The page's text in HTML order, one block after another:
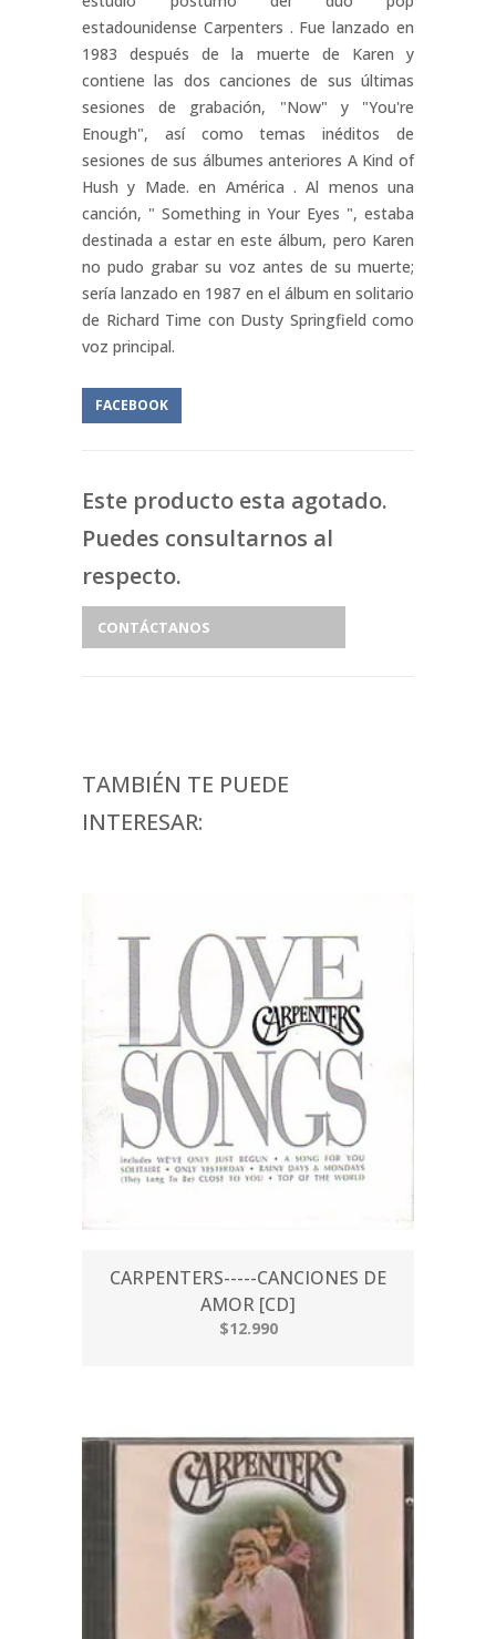
estadounidense Carpenters . Fue lanzado en
1983 después de la muerte de Karen y
contiene las dos canciones de sus últimas
sesiones de grabación, "Now" y "You're
Enough", así como temas inéditos de
sesiones de sus álbumes anteriores A Kind of
Hush y Made. en América . Al menos una
canción, " Something in Your Eyes ", estaba
destinada a estar en este álbum, pero Karen
no pudo grabar su voz antes de su muerte;
sería lanzado en 1987 en el álbum en solitario
de Richard Time con Dusty Springfield como
voz principal.
FACEBOOK
Este producto esta agotado.
Puedes consultarnos al
respecto.
CONTÁCTANOS
TAMBIÉN TE PUEDE
INTERESAR:
CARPENTERS-----CANCIONES DE
AMOR [CD]
$12.990